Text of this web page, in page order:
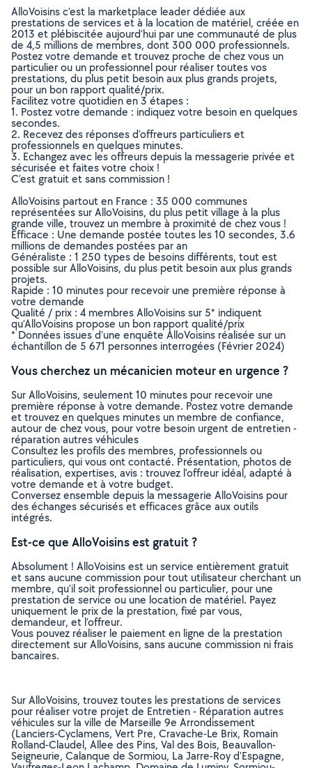
AlloVoisins c’est la marketplace leader dédiée aux
prestations de services et à la location de matériel, créée en
2013 et plébiscitée aujourd’hui par une communauté de plus
de 4,5 millions de membres, dont 300 000 professionnels.
Postez votre demande et trouvez proche de chez vous un
particulier ou un professionnel pour réaliser toutes vos
prestations, du plus petit besoin aux plus grands projets,
pour un bon rapport qualité/prix.
Facilitez votre quotidien en 3 étapes :
1. Postez votre demande : indiquez votre besoin en quelques
secondes.
2. Recevez des réponses d’offreurs particuliers et
professionnels en quelques minutes.
3. Echangez avec les offreurs depuis la messagerie privée et
sécurisée et faites votre choix !
C’est gratuit et sans commission !
AlloVoisins partout en France : 35 000 communes
représentées sur AlloVoisins, du plus petit village à la plus
grande ville, trouvez un membre à proximité de chez vous !
Efficace : Une demande postée toutes les 10 secondes, 3.6
millions de demandes postées par an
Généraliste : 1 250 types de besoins différents, tout est
possible sur AlloVoisins, du plus petit besoin aux plus grands
projets.
Rapide : 10 minutes pour recevoir une première réponse à
votre demande
Qualité / prix : 4 membres AlloVoisins sur 5* indiquent
qu’AlloVoisins propose un bon rapport qualité/prix
* Données issues d’une enquête AlloVoisins réalisée sur un
échantillon de 5 671 personnes interrogées (Février 2024)
Vous cherchez un mécanicien moteur en urgence ?
Sur AlloVoisins, seulement 10 minutes pour recevoir une
première réponse à votre demande. Postez votre demande
et trouvez en quelques minutes un membre de confiance,
autour de chez vous, pour votre besoin urgent de entretien -
réparation autres véhicules
Consultez les profils des membres, professionnels ou
particuliers, qui vous ont contacté. Présentation, photos de
réalisation, expertises, avis : trouvez l'offreur idéal, adapté à
votre demande et à votre budget.
Conversez ensemble depuis la messagerie AlloVoisins pour
des échanges sécurisés et efficaces grâce aux outils
intégrés.
Est-ce que AlloVoisins est gratuit ?
Absolument ! AlloVoisins est un service entièrement gratuit
et sans aucune commission pour tout utilisateur cherchant un
membre, qu’il soit professionnel ou particulier, pour une
prestation de service ou une location de matériel. Payez
uniquement le prix de la prestation, fixé par vous,
demandeur, et l’offreur.
Vous pouvez réaliser le paiement en ligne de la prestation
directement sur AlloVoisins, sans aucune commission ni frais
bancaires.
Sur AlloVoisins, trouvez toutes les prestations de services
pour réaliser votre projet de Entretien - Réparation autres
véhicules sur la ville de Marseille 9e Arrondissement
(Lanciers-Cyclamens, Vert Pre, Cravache-Le Brix, Romain
Rolland-Claudel, Allee des Pins, Val des Bois, Beauvallon-
Seigneurie, Calanque de Sormiou, La Jarre-Roy d'Espagne,